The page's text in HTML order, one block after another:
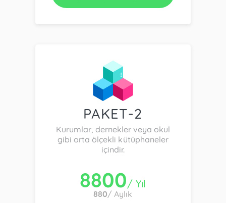
PAKET-2
Kurumlar, dernekler veya okul
gibi orta ölçekli kütüphaneler
içindir.
8800/ Yıl
880/ Aylık